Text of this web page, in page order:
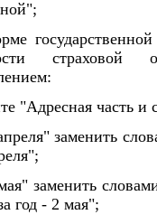
страховой
"Адресная часть и
заменить
заменить
год - 2 мая";